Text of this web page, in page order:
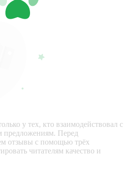
у тех, кто взаимодействовал с
предложениям. Перед
отзывы с помощью трёх
читателям качество и